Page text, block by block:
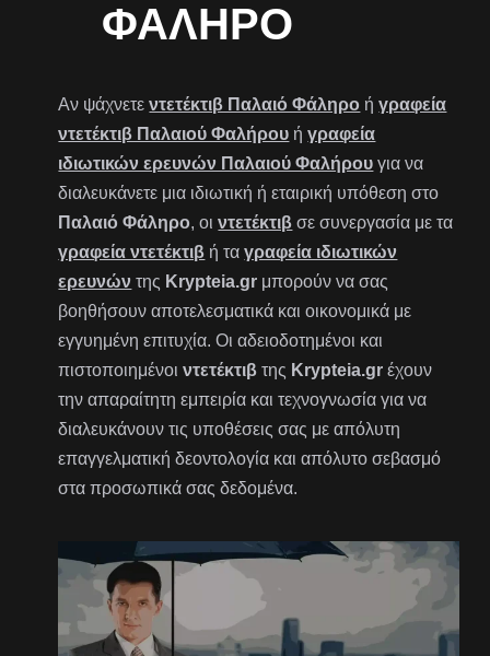
ΦΆΛΗΡΟ
Αν ψάχνετεντετέκτιβ Παλαιό Φάληρο ήγραφεία
ντετέκτιβ Παλαιού Φαλήρου ήγραφεία
ιδιωτικών ερευνών Παλαιού Φαλήρου για να
διαλευκάνετε μια ιδιωτική ή εταιρική υπόθεση στο
Παλαιό Φάληρο, οιντετέκτιβ σε συνεργασία με τα
γραφεία ντετέκτιβ ή ταγραφεία ιδιωτικών
ερευνών της Krypteia.gr μπορούν να σας
βοηθήσουν αποτελεσματικά και οικονομικά με
εγγυημένη επιτυχία. Οι αδειοδοτημένοι και
πιστοποιημένοιντετέκτιβ της Krypteia.gr έχουν
την απαραίτητη εμπειρία και τεχνογνωσία για να
διαλευκάνουν τις υποθέσεις σας με απόλυτη
επαγγελματική δεοντολογία και απόλυτο σεβασμό
στα προσωπικά σας δεδομένα.